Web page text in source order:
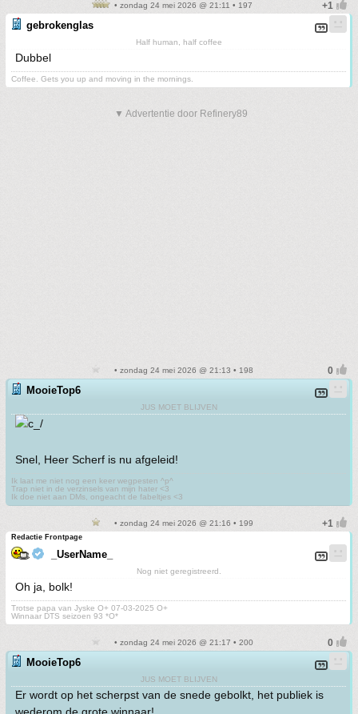
• zondag 24 mei 2026 @ 21:11 • 197
gebrokenglas
Half human, half coffee
Dubbel
Coffee. Gets you up and moving in the mornings.
▼ Advertentie door Refinery89
• zondag 24 mei 2026 @ 21:13 • 198
MooieTop6
JUS MOET BLIJVEN
Snel, Heer Scherf is nu afgeleid!
Ik laat me niet nog een keer wegpesten ^p^
Trap niet in de verzinsels van mijn hater <3
Ik doe niet aan DMs, ongeacht de fabeltjes <3
• zondag 24 mei 2026 @ 21:16 • 199
Redactie Frontpage
_UserName_
Nog niet geregistreerd.
Oh ja, bolk!
Trotse papa van Jyske O+ 07-03-2025 O+
Winnaar DTS seizoen 93 *O*
• zondag 24 mei 2026 @ 21:17 • 200
MooieTop6
JUS MOET BLIJVEN
Er wordt op het scherpst van de snede gebolkt, het publiek is